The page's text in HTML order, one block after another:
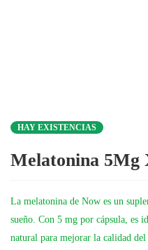
HAY EXISTENCIAS
Melatonina 5Mg
La melatonina de Now es un
sueño. Con 5 mg por cápsula, es
natural para mejorar la calidad